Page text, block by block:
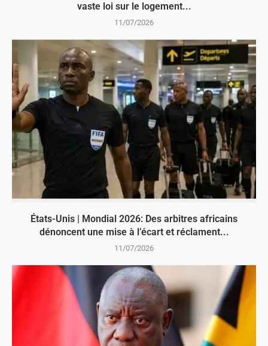
vaste loi sur le logement...
11/07/2026
États-Unis | Mondial 2026: Des arbitres africains
dénoncent une mise à l’écart et réclament...
11/07/2026